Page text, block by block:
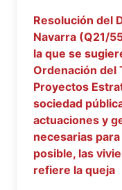
Resolución del
Navarra (Q21/
la que se
Ordenación del
Proyectos
sociedad
actuaciones y
necesarias
posible, las
refiere la queja